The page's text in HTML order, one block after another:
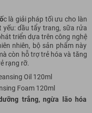
c là giải pháp tối ưu cho làn
yếu: dầu tẩy trang, sữa rửa
triển dựa trên công nghệ
nhiên, bộ sản phẩm này
còn hỗ trợ trẻ hóa và tăng
rạng rỡ.
Oil 120ml
Foam 120ml
trắng, ngừa lão hóa